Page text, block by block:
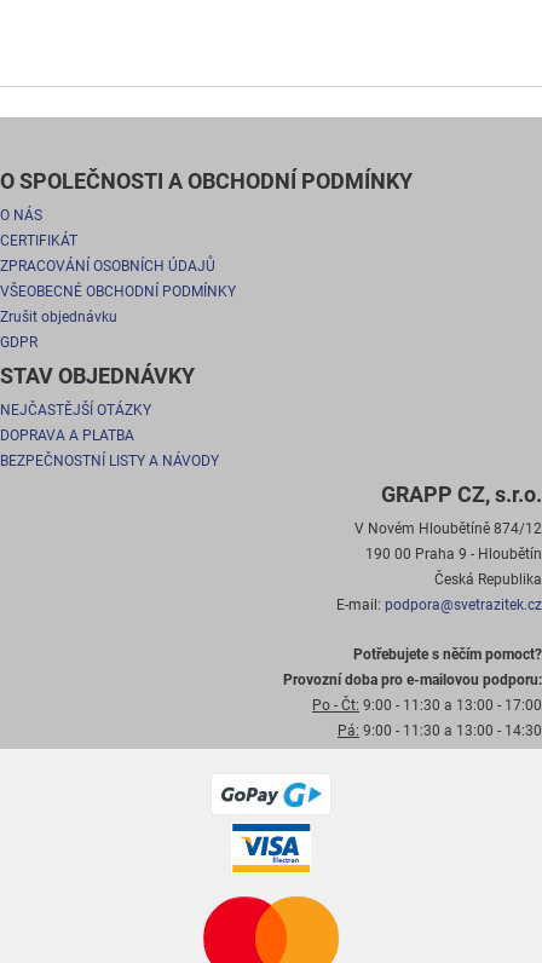
O SPOLEČNOSTI A OBCHODNÍ PODMÍNKY
O NÁS
CERTIFIKÁT
ZPRACOVÁNÍ OSOBNÍCH ÚDAJŮ
VŠEOBECNÉ OBCHODNÍ PODMÍNKY
Zrušit objednávku
GDPR
STAV OBJEDNÁVKY
NEJČASTĚJŠÍ OTÁZKY
DOPRAVA A PLATBA
BEZPEČNOSTNÍ LISTY A NÁVODY
GRAPP CZ, s.r.o.
V Novém Hloubětíně 874/12
190 00 Praha 9 - Hloubětín
Česká Republika
E-mail: podpora@svetrazitek.cz
Potřebujete s něčím pomoct?
Provozní doba pro e-mailovou podporu:
Po - Čt: 9:00 - 11:30 a 13:00 - 17:00
Pá: 9:00 - 11:30 a 13:00 - 14:30